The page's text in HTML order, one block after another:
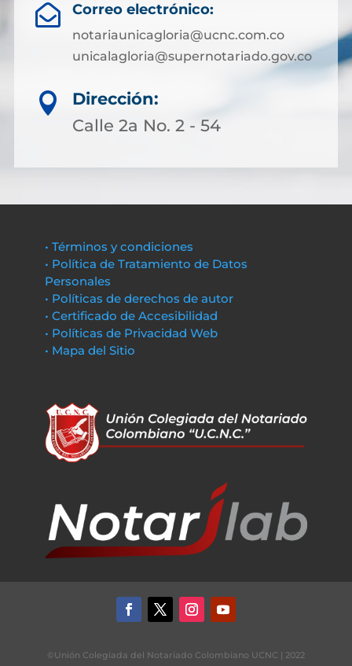
 Correo electrónico:
notariaunicagloria@ucnc.com.co
unicalagloria@supernotariado.gov.co

Dirección:
Calle 2a No. 2 - 54
• Términos y condiciones
• Política de Tratamiento de Datos
Personales
• Políticas de derechos de autor
• Certificado de Accesibilidad
• Políticas de Privacidad Web
• Mapa del Sitio
©Unión Colegiada del Notariado Colombiano UCNC | 2022